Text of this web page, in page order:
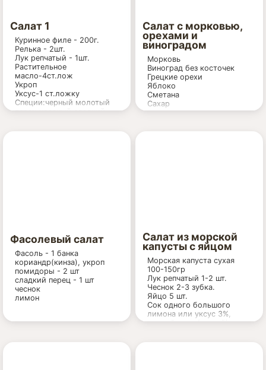
Салат 1
Куринное филе - 200г.
Релька - 2шт.
Лук репчатый - 1шт.
Растительное
масло-4ст.лож
Укроп
Уксус-1 ст.ложку
Специи:черный молотый
перец,красный сладкий
Салат с морковью,
орехами и
виноградом
Морковь
Виноград без косточек
Грецкие орехи
Яблоко
Сметана
Сахар
Фасолевый салат
Фасоль - 1 банка
кориандр(кинза), укроп
помидоры - 2 шт
сладкий перец - 1 шт
чеснок
лимон
Салат из морской
капусты с яйцом
Морская капуста сухая
100-150гр
Лук репчатый 1-2 шт.
Чеснок 2-3 зубка.
Яйцо 5 шт.
Сок одного большого
лимона или уксус 3%,
соевый соус (густой) по